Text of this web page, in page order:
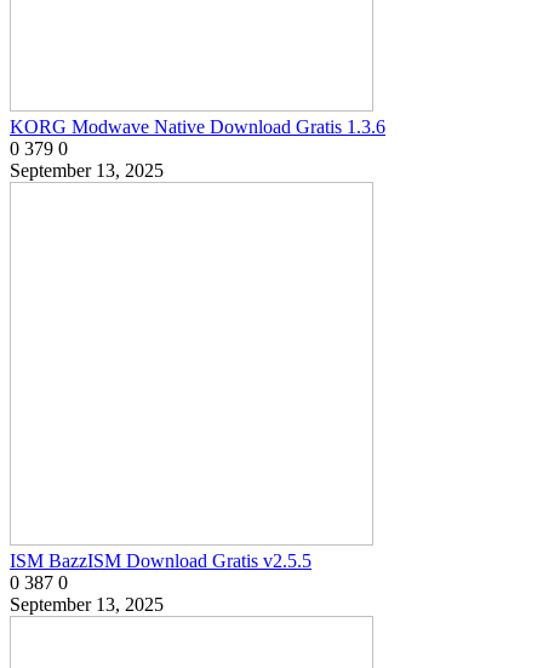
KORG Modwave Native Download Gratis 1.3.6
0 379 0
September 13, 2025
ISM BazzISM Download Gratis v2.5.5
0 387 0
September 13, 2025